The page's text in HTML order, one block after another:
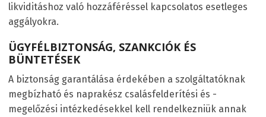
likviditáshoz való hozzáféréssel kapcsolatos esetleges
aggályokra.
ÜGYFÉLBIZTONSÁG, SZANKCIÓK ÉS
BÜNTETÉSEK
A biztonság garantálása érdekében a szolgáltatóknak
megbízható és naprakész csalásfelderítési és -
megelőzési intézkedésekkel kell rendelkezniük annak